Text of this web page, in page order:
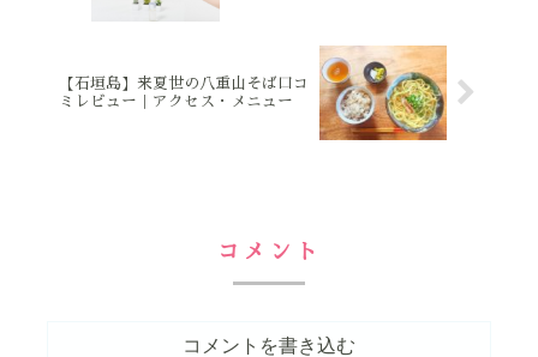
【石垣島】来夏世の八重山そば口コ
ミレビュー｜アクセス・メニュー
コメント
コメントを書き込む